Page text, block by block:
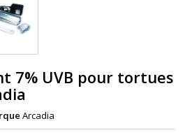
7% UVB pour tortues
Arcadia